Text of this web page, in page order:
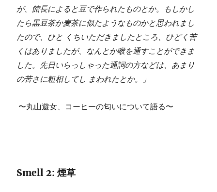
が、館長によると豆で作られたものとか。もしかし
たら黒豆茶か麦茶に似たようなものかと思われまし
たので、ひと くちいただきましたところ、ひどく苦
くはありましたが、なんとか喉を通すことができま
した。先日いらっしゃった通詞の方などは、あまり
の苦さに粗相してし まわれたとか。」
〜丸山遊女、コーヒーの匂いについて語る〜
Smell 2: 煙草